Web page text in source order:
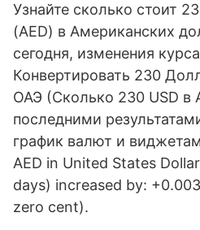
Узнайте сколько стоит
(AED) в Американских
сегодня, изменения
Конвертировать 230
ОАЭ (Сколько 230 USD в
последними
график валют и
AED in United States
days) increased by:
zero cent).